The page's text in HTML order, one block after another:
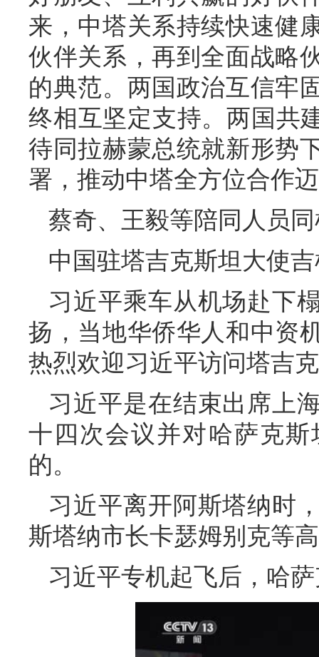
来，中塔关系持续快速健
伙伴关系，再到全面战略
的典范。两国政治互信牢
终相互坚定支持。两国共
待同拉赫蒙总统就新形势
署，推动中塔全方位合作
蔡奇、王毅等陪同人员
中国驻塔吉克斯坦大使
习近平乘车从机场赴下
扬，当地华侨华人和中资
热烈欢迎习近平访问塔吉
习近平是在结束出席上
十四次会议并对哈萨克
的。
习近平离开阿斯塔纳时
斯塔纳市长卡瑟姆别克等
习近平专机起飞后，哈